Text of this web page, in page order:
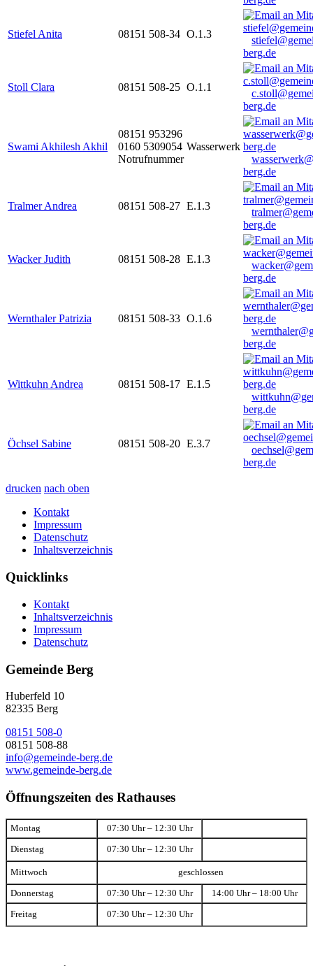
Stiefel Anita 08151 508-34 O.1.3
berg.de
Stoll Clara 08151 508-25 O.1.1
berg.de
Swami Akhilesh Akhil
08151 953296
0160 5309054
Notrufnummer
Wasserwerk
berg.de
Tralmer Andrea 08151 508-27 E.1.3
berg.de
Wacker Judith 08151 508-28 E.1.3
berg.de
Wernthaler Patrizia 08151 508-33 O.1.6
berg.de
Wittkuhn Andrea 08151 508-17 E.1.5
berg.de
Öchsel Sabine 08151 508-20 E.3.7
berg.de
drucken nach oben
Kontakt
Impressum
Datenschutz
Inhaltsverzeichnis
Quicklinks
Kontakt
Inhaltsverzeichnis
Impressum
Datenschutz
Gemeinde Berg
Huberfeld 10
82335 Berg
08151 508-0
08151 508-88
info@gemeinde-berg.de
www.gemeinde-berg.de
Öffnungszeiten des Rathauses
Montag 07:30 Uhr – 12:30 Uhr
Dienstag 07:30 Uhr – 12:30 Uhr
Mittwoch geschlossen
Donnerstag 07:30 Uhr – 12:30 Uhr 14:00 Uhr – 18:00 Uhr
Freitag 07:30 Uhr – 12:30 Uhr